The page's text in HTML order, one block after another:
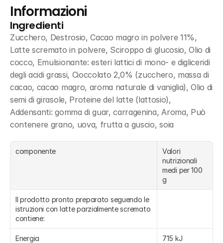
Informazioni
Ingredienti
Zucchero, Destrosio, Cacao magro in polvere 11%,
Latte scremato in polvere, Sciroppo di glucosio, Olio di
cocco, Emulsionante: esteri lattici di mono- e digliceridi
degli acidi grassi, Cioccolato 2,0% (zucchero, massa di
cacao, cacao magro, aroma naturale di vaniglia), Olio di
semi di girasole, Proteine del latte (lattosio),
Addensanti: gomma di guar, carragenina, Aroma, Può
contenere grano, uova, frutta a guscio, soia
componente
Valori
nutrizionali
medi per 100
g
Il prodotto pronto preparato seguendo le
istruzioni con latte parzialmente scremato
contiene:
Energia 715 kJ